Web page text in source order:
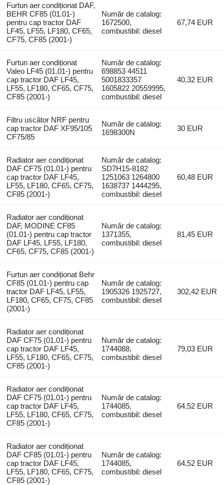
Furtun aer condiționat DAF,
BEHR CF85 (01.01-)
pentru cap tractor DAF
LF45, LF55, LF180, CF65,
CF75, CF85 (2001-)
Număr de catalog:
1672500,
combustibil: diesel
67,74 EUR
Furtun aer condiționat
Valeo LF45 (01.01-) pentru
cap tractor DAF LF45,
LF55, LF180, CF65, CF75,
CF85 (2001-)
Număr de catalog:
698853 44511
5001833357
1605822 20559995,
combustibil: diesel
40,32 EUR
Filtru uscător NRF pentru
cap tractor DAF XF95/105
CF75/85
Număr de catalog:
1698300N
30 EUR
Radiator aer condiționat
DAF CF75 (01.01-) pentru
cap tractor DAF LF45,
LF55, LF180, CF65, CF75,
CF85 (2001-)
Număr de catalog:
SD7H15-8182
1251063 1264800
1638737 1444295,
combustibil: diesel
60,48 EUR
Radiator aer condiționat
DAF, MODINE CF85
(01.01-) pentru cap tractor
DAF LF45, LF55, LF180,
CF65, CF75, CF85 (2001-)
Număr de catalog:
1371355,
combustibil: diesel
81,45 EUR
Furtun aer condiționat Behr
CF85 (01.01-) pentru cap
tractor DAF LF45, LF55,
LF180, CF65, CF75, CF85
(2001-)
Număr de catalog:
1905326 1925727,
combustibil: diesel
302,42 EUR
Radiator aer condiționat
DAF CF75 (01.01-) pentru
cap tractor DAF LF45,
LF55, LF180, CF65, CF75,
CF85 (2001-)
Număr de catalog:
1744088,
combustibil: diesel
79,03 EUR
Radiator aer condiționat
DAF CF75 (01.01-) pentru
cap tractor DAF LF45,
LF55, LF180, CF65, CF75,
CF85 (2001-)
Număr de catalog:
1744085,
combustibil: diesel
64,52 EUR
Radiator aer condiționat
DAF CF85 (01.01-) pentru
cap tractor DAF LF45,
LF55, LF180, CF65, CF75,
CF85 (2001-)
Număr de catalog:
1744085,
combustibil: diesel
64,52 EUR